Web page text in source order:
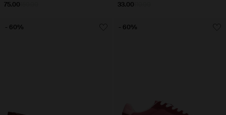
75.00 33.00
- 60% - 60%